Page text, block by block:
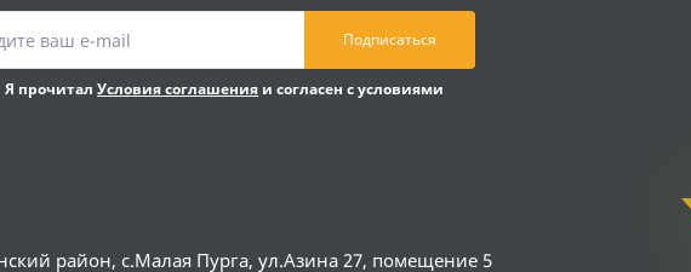
Подписаться
Я прочиталУсловия соглашения и согласен с условиями
район, с.Малая Пурга, ул.Азина 27, помещение 5